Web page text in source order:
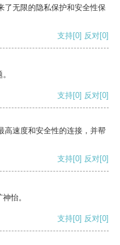
了无限的隐私保护和安全性保
支持[0] 反对[0]
支持[0] 反对[0]
高速度和安全性的连接，并帮
支持[0] 反对[0]
怡。
支持[0] 反对[0]